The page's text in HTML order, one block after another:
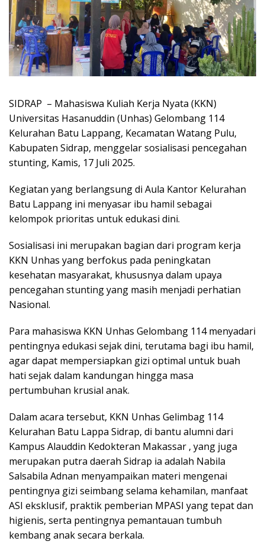
SIDRAP – Mahasiswa Kuliah Kerja Nyata (KKN)
Universitas Hasanuddin (Unhas) Gelombang 114
Kelurahan Batu Lappang, Kecamatan Watang Pulu,
Kabupaten Sidrap, menggelar sosialisasi pencegahan
stunting, Kamis, 17 Juli 2025.
Kegiatan yang berlangsung di Aula Kantor Kelurahan
Batu Lappang ini menyasar ibu hamil sebagai
kelompok prioritas untuk edukasi dini.
Sosialisasi ini merupakan bagian dari program kerja
KKN Unhas yang berfokus pada peningkatan
kesehatan masyarakat, khususnya dalam upaya
pencegahan stunting yang masih menjadi perhatian
Nasional.
Para mahasiswa KKN Unhas Gelombang 114 menyadari
pentingnya edukasi sejak dini, terutama bagi ibu hamil,
agar dapat mempersiapkan gizi optimal untuk buah
hati sejak dalam kandungan hingga masa
pertumbuhan krusial anak.
Dalam acara tersebut, KKN Unhas Gelimbag 114
Kelurahan Batu Lappa Sidrap, di bantu alumni dari
Kampus Alauddin Kedokteran Makassar , yang juga
merupakan putra daerah Sidrap ia adalah Nabila
Salsabila Adnan menyampaikan materi mengenai
pentingnya gizi seimbang selama kehamilan, manfaat
ASI eksklusif, praktik pemberian MPASI yang tepat dan
higienis, serta pentingnya pemantauan tumbuh
kembang anak secara berkala.